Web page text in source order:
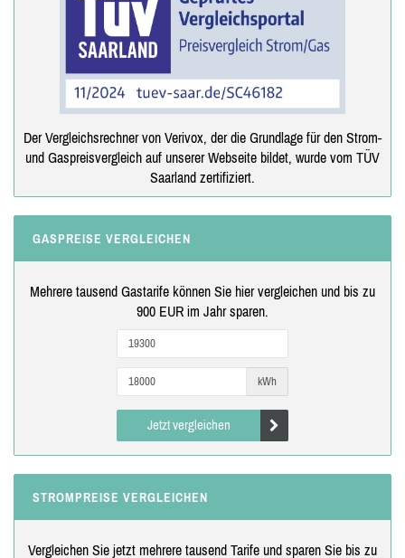
Der Vergleichsrechner von Verivox, der die Grundlage für den Strom-
und Gaspreisvergleich auf unserer Webseite bildet, wurde vom TÜV
Saarland zertifiziert.
GASPREISE VERGLEICHEN
Mehrere tausend Gastarife können Sie hier vergleichen und bis zu
900 EUR im Jahr sparen.
kWh
Jetzt vergleichen
STROMPREISE VERGLEICHEN
Vergleichen Sie jetzt mehrere tausend Tarife und sparen Sie bis zu